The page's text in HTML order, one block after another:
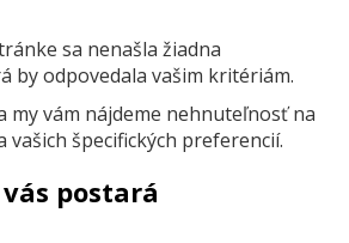
sa nenašla žiadna
by odpovedala vašim kritériám.
my vám nájdeme nehnuteľnosť na
vašich špecifických preferencií.
postará